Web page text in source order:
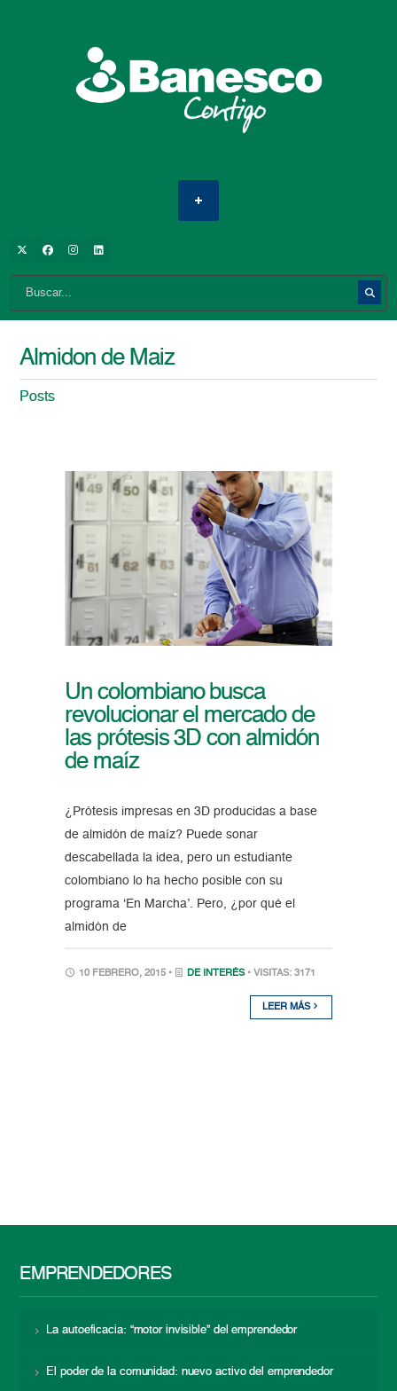
Almidon de Maiz
Posts
Un colombiano busca
revolucionar el mercado de
las prótesis 3D con almidón
de maíz
¿Prótesis impresas en 3D producidas a base
de almidón de maíz? Puede sonar
descabellada la idea, pero un estudiante
colombiano lo ha hecho posible con su
programa ‘En Marcha’. Pero, ¿por qué el
almidón de
10 FEBRERO, 2015 • DE INTERÉS • VISITAS: 3171
LEER MÁS
EMPRENDEDORES
La autoeficacia: “motor invisible” del emprendedor
El poder de la comunidad: nuevo activo del emprendedor